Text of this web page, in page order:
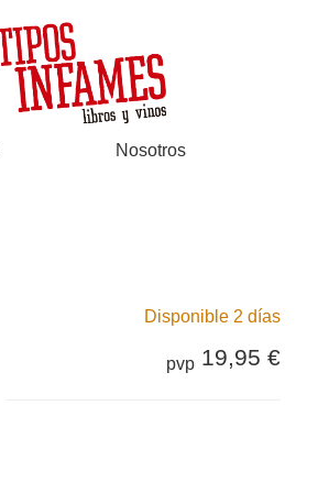
Nosotros
Disponible 2 días
pvp 19,95 €